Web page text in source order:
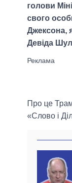
голови
свого
Джексона,
Девіда
Про це
«Слово і